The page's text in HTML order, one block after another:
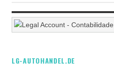
LG-AUTOHANDEL.DE